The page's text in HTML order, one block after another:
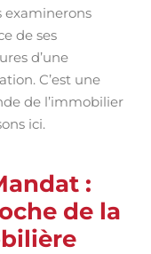
examinerons
de ses
d’une
C’est une
de l’immobilier
ici.
:
de la